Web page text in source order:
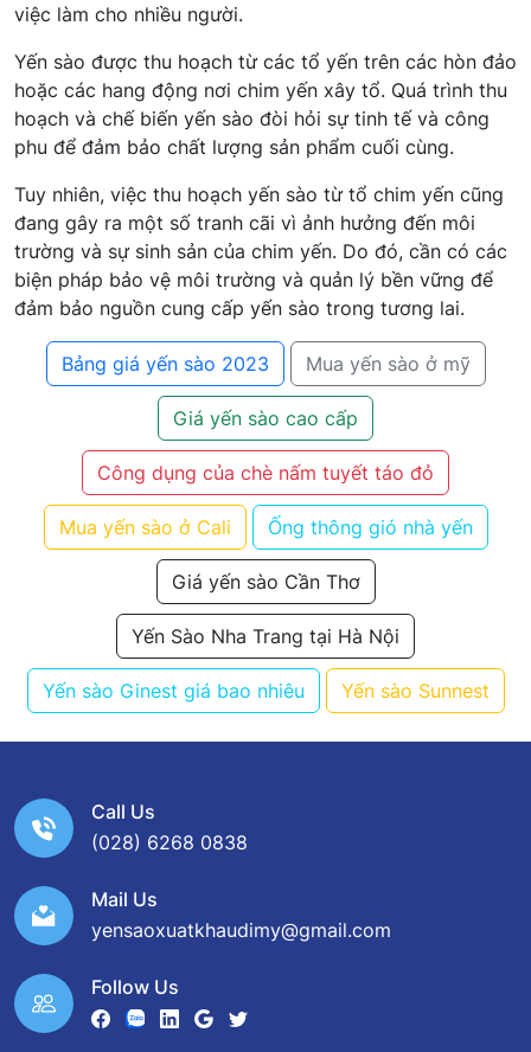
việc làm cho nhiều người.
Yến sào được thu hoạch từ các tổ yến trên các hòn đảo
hoặc các hang động nơi chim yến xây tổ. Quá trình thu
hoạch và chế biến yến sào đòi hỏi sự tinh tế và công
phu để đảm bảo chất lượng sản phẩm cuối cùng.
Tuy nhiên, việc thu hoạch yến sào từ tổ chim yến cũng
đang gây ra một số tranh cãi vì ảnh hưởng đến môi
trường và sự sinh sản của chim yến. Do đó, cần có các
biện pháp bảo vệ môi trường và quản lý bền vững để
đảm bảo nguồn cung cấp yến sào trong tương lai.
Bảng giá yến sào 2023 Mua yến sào ở mỹ
Giá yến sào cao cấp
Công dụng của chè nấm tuyết táo đỏ
Mua yến sào ở Cali Ống thông gió nhà yến
Giá yến sào Cần Thơ
Yến Sào Nha Trang tại Hà Nội
Yến sào Ginest giá bao nhiêu Yến sào Sunnest
Call Us
(028) 6268 0838
Mail Us
yensaoxuatkhaudimy@gmail.com
Follow Us